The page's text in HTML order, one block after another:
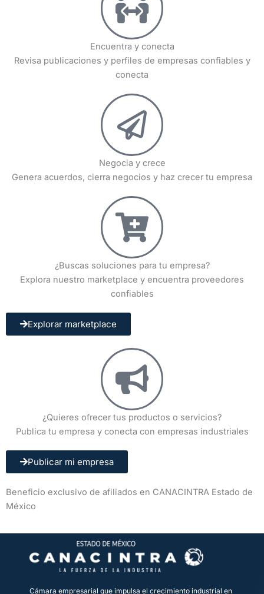
Encuentra y conecta
Revisa publicaciones y perfiles de empresas confiables y
conecta
Negocia y crece
Genera acuerdos, cierra negocios y haz crecer tu empresa
¿Buscas soluciones para tu empresa?
Explora nuestro marketplace y encuentra proveedores
confiables
Explorar marketplace
¿Quieres ofrecer tus productos o servicios?
Publica tu empresa y conecta con empresas industriales
Publicar mi empresa
Beneficio exclusivo de afiliados en CANACINTRA Estado de
México
Cámara empresarial que impulsa el crecimiento industrial en